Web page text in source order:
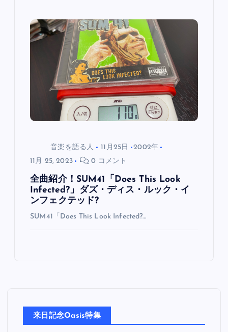
音楽を語る人 11月25日
2002年
11月 25, 2023
0 コメント
全曲紹介！SUM41「Does This Look
Infected?」ダズ・ディス・ルック・イ
ンフェクテッド?
SUM41「Does This Look Infected?…
来日記念Oasis特集